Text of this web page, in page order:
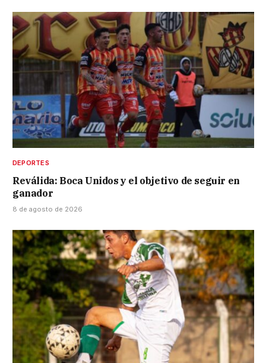
DEPORTES
Reválida: Boca Unidos y el objetivo de seguir en
ganador
8 de agosto de 2026